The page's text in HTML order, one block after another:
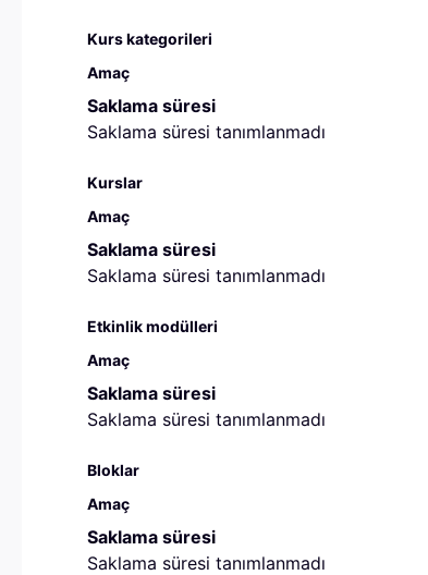
Kurs kategorileri
Amaç
Saklama süresi
Saklama süresi tanımlanmadı
Kurslar
Amaç
Saklama süresi
Saklama süresi tanımlanmadı
Etkinlik modülleri
Amaç
Saklama süresi
Saklama süresi tanımlanmadı
Bloklar
Amaç
Saklama süresi
Saklama süresi tanımlanmadı